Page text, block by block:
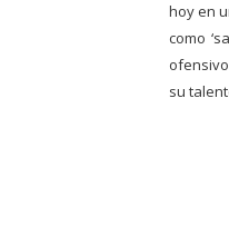
hoy en
como
su